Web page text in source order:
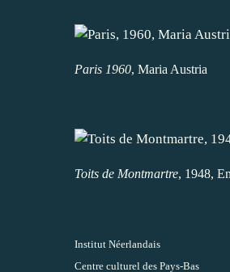
Paris 1960, Maria Austria
Toits de Montmartre, 1948,
Institut Néerlandais
Centre culturel des Pays-Bas